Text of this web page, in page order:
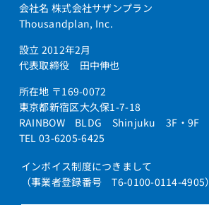
会社名 株式会社サザンプラン
Thousandplan, Inc.
設立 2012年2月
代表取締役 田中伸也
所在地 〒169-0072
東京都新宿区大久保1-7-18
RAINBOW BLDG Shinjuku 3F・9F
TEL 03-6205-6425
インボイス制度につきまして
（事業者登録番号 T6-0100-0114-4905）